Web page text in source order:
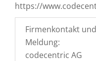
https://
Firmenkontakt
Meldung:
codecentric AG